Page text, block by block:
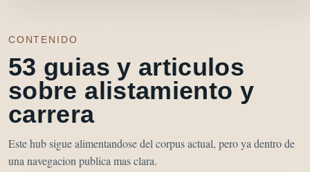
CONTENIDO
53 guias y articulos
sobre alistamiento y
carrera
Este hub sigue alimentandose del corpus actual, pero ya dentro de
una navegacion publica mas clara.